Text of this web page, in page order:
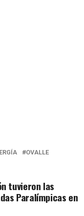
OVALLE
tuvieron las
Paralímpicas en